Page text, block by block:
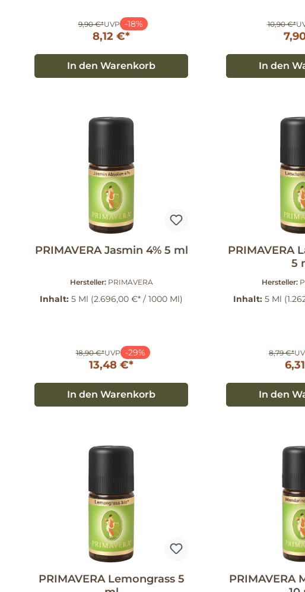
9,90 €*UVP -18%
8,12 €*
In den Warenkorb
10,90 €*
In den
PRIMAVERA Jasmin 4% 5 ml
Hersteller: PRIMAVERA
Inhalt: 5 Ml (2.696,00 €* / 1000 Ml)
18,90 €*UVP -29%
13,48 €*
In den Warenkorb
PRIMAVERA
5
Hersteller:
Inhalt: 5 Ml
8,79 €*
In den
PRIMAVERA Lemongrass 5
PRIMAVERA